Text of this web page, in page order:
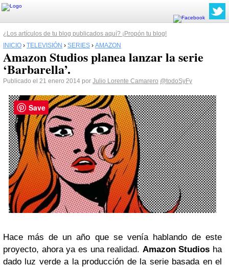
¿Los artículos de tu blog publicados aquí? ¡Propón tu blog!
INICIO › TELEVISIÓN › SERIES › AMAZON
Amazon Studios planea lanzar la serie
‘Barbarella’.
Publicado el 21 enero 2014 por Julio Lorente Camarero @todoSyFy
Hace más de un año que se venía hablando de este
proyecto, ahora ya es una realidad. AmazonStudios ha
dado luz verde a la producción de la serie basada en el
Save